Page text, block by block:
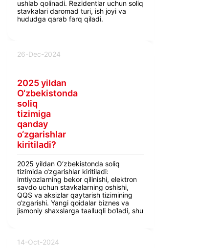
ushlab qolinadi. Rezidentlar uchun soliq
stavkalari daromad turi, ish joyi va
hududga qarab farq qiladi.
26-Dec-2024
2025 yildan
O‘zbekistonda
soliq
tizimiga
qanday
o‘zgarishlar
kiritiladi?
2025 yildan O‘zbekistonda soliq
tizimida o‘zgarishlar kiritiladi:
imtiyozlarning bekor qilinishi, elektron
savdo uchun stavkalarning oshishi,
QQS va aksizlar qaytarish tizimining
o‘zgarishi. Yangi qoidalar biznes va
jismoniy shaxslarga taalluqli bo‘ladi, shu
jumladan mulk, yer va yakka
14-Oct-2024